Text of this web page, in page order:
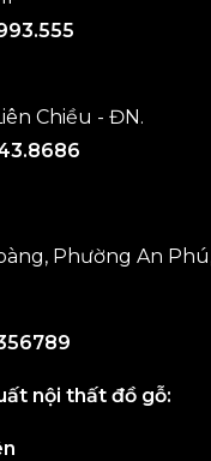
Chiều - ĐN.
Phường An
nội thất đồ gỗ: